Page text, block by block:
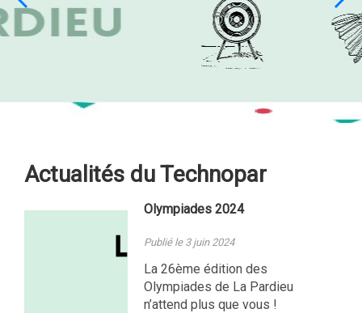
Actualités du Technopar
Olympiades 2024
Publié le 3 juin 2024
La 26ème édition des
Olympiades de La Pardieu
n’attend plus que vous !